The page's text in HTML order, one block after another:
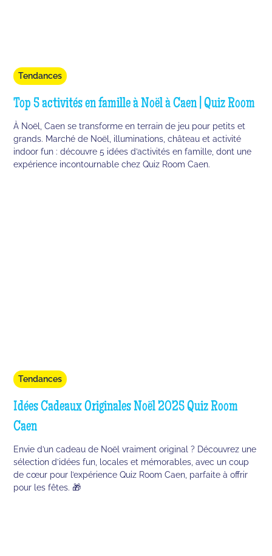
Tendances
Top 5 activités en famille à Noël à Caen | Quiz Room
À Noël, Caen se transforme en terrain de jeu pour petits et
grands. Marché de Noël, illuminations, château et activité
indoor fun : découvre 5 idées d’activités en famille, dont une
expérience incontournable chez Quiz Room Caen.
Tendances
Idées Cadeaux Originales Noël 2025 Quiz Room
Caen
Envie d’un cadeau de Noël vraiment original ? Découvrez une
sélection d’idées fun, locales et mémorables, avec un coup
de cœur pour l’expérience Quiz Room Caen, parfaite à offrir
pour les fêtes. 🎁